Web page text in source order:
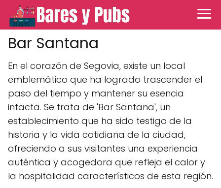
Bar Santana
En el corazón de Segovia, existe un local
emblemático que ha logrado trascender el
paso del tiempo y mantener su esencia
intacta. Se trata de 'Bar Santana', un
establecimiento que ha sido testigo de la
historia y la vida cotidiana de la ciudad,
ofreciendo a sus visitantes una experiencia
auténtica y acogedora que refleja el calor y
la hospitalidad característicos de esta región.